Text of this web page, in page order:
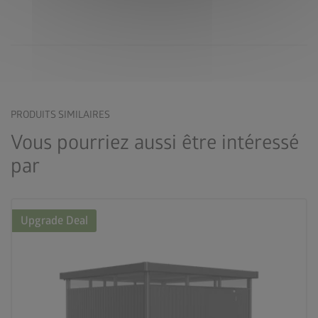
PRODUITS SIMILAIRES
Vous pourriez aussi être intéressé
par
Upgrade Deal